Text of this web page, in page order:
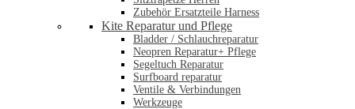
Zubehör Ersatzteile Harness
Kite Reparatur und Pflege
Bladder / Schlauchreparatur
Neopren Reparatur+ Pflege
Segeltuch Reparatur
Surfboard reparatur
Ventile & Verbindungen
Werkzeuge